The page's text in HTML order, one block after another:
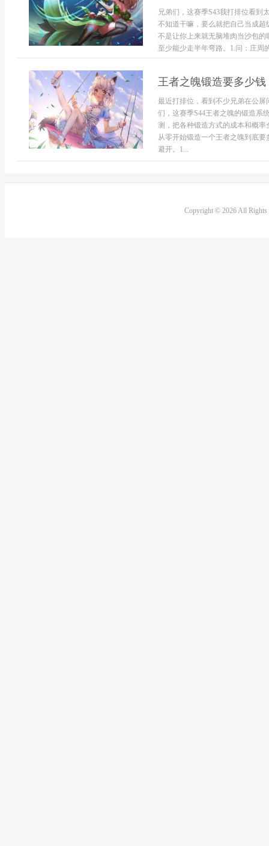
兄弟们，这赛季S43我打排位看到
不知道干嘛，要么就把自己当成
不是让你上来就无脑堆肉当沙包
至少能少走半年弯路。1.问：庄周
王者之魄锻造要多少
最近打排位，看到不少兄弟在公
们，这赛季S44王者之魄的锻造系
测，把各种锻造方式的成本和概
从零开始锻造一个王者之魄到底
避开。1...
Copyright © 2026 All